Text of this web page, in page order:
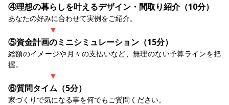
④理想の暮らしを叶えるデザイン・間取り紹介（10分）
あなたの好みに合わせて実例をご紹介。
▼
⑤資金計画のミニシミュレーション（15分）
総額のイメージや月々の支払いなど、無理のない予算ラインを把
握。
▼
⑥質問タイム（5分）
家づくりで気になる事を何でもご質問ください。